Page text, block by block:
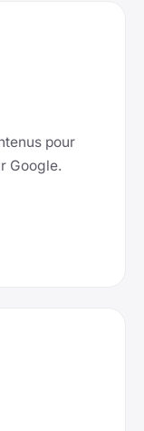
pour
Google.